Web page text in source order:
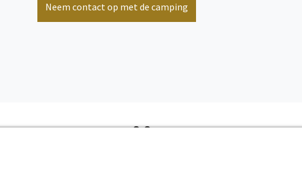
Neem contact op met de camping